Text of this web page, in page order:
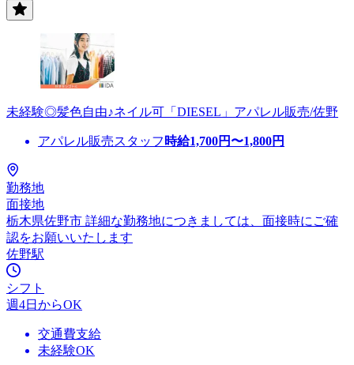
未経験◎髪色自由♪ネイル可「DIESEL」アパレル販売/佐野
アパレル販売スタッフ 時給1,700円〜1,800円
勤務地
面接地
栃木県佐野市 詳細な勤務地につきましては、面接時にご確
認をお願いいたします
佐野駅
シフト
週4日からOK
交通費支給
未経験OK